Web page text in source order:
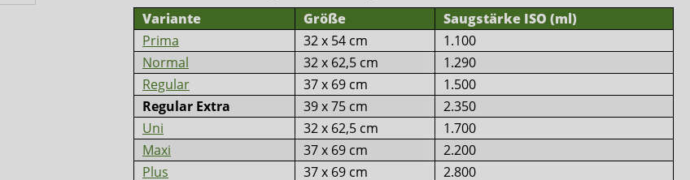
Variante Größe
Saugstärke ISO (ml)
Prima
32 x 54 cm
1.100
Normal
32 x 62,5 cm
1.290
Regular
37 x 69 cm
1.500
Regular Extra
39 x 75 cm
2.350
Uni
32 x 62,5 cm
1.700
Maxi
37 x 69 cm
2.200
Plus
37 x 69 cm
2.800